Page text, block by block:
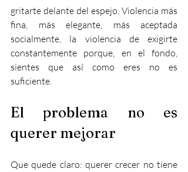
gritarte delante del espejo. Violencia más
fina, más elegante, más aceptada
socialmente, la violencia de exigirte
constantemente porque, en el fondo,
sientes que así como eres no es
suficiente.
El problema no es
querer mejorar
Que quede claro: querer crecer no tiene